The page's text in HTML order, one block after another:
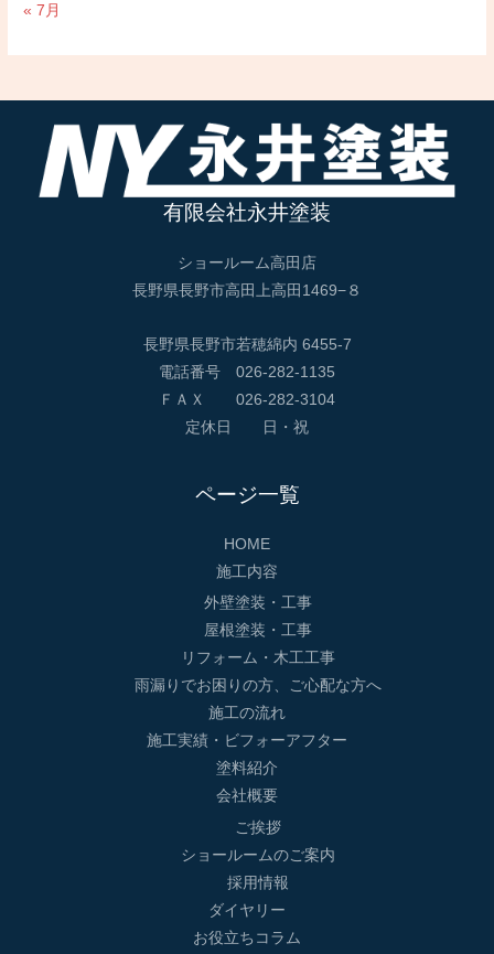
« 7月
有限会社永井塗装
ショールーム高田店
長野県長野市高田上高田1469−８
長野県長野市若穂綿内 6455-7
電話番号 026-282-1135
ＦＡＸ 026-282-3104
定休日 日・祝
ページ一覧
HOME
施工内容
外壁塗装・工事
屋根塗装・工事
リフォーム・木工工事
雨漏りでお困りの方、ご心配な方へ
施工の流れ
施工実績・ビフォーアフター
塗料紹介
会社概要
ご挨拶
ショールームのご案内
採用情報
ダイヤリー
お役立ちコラム